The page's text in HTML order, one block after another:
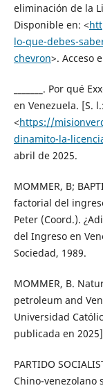
eliminación de la
Disponible en: <
lo-que-debes-
chevron>. Acceso
_______. Por qué
en Venezuela. [S.
<https://
dinamito-la-
abril de 2025.
MOMMER, B;
factorial del
Peter (Coord.).
del Ingreso en
Sociedad, 1989.
MOMMER, B.
petroleum and
Universidad
publicada en
PARTIDO
Chino-venezolano